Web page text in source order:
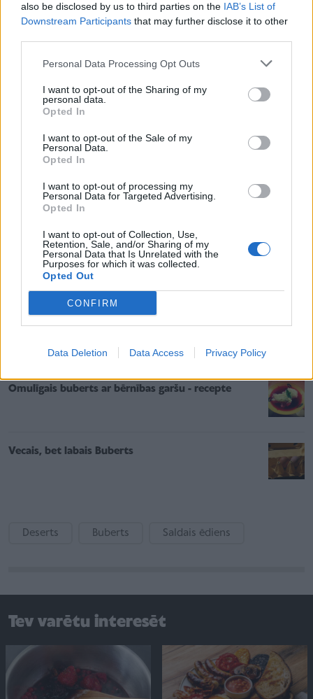
also be disclosed by us to third parties on the IAB’s List of
Downstream Participants that may further disclose it to other
Personal Data Processing Opt Outs
I want to opt-out of the Sharing of my
personal data.
Opted In
I want to opt-out of the Sale of my
Personal Data.
Opted In
I want to opt-out of processing my
Personal Data for Targeted Advertising.
Opted In
I want to opt-out of Collection, Use,
Retention, Sale, and/or Sharing of my
Personal Data that Is Unrelated with the
Purposes for which it was collected.
Opted Out
CONFIRM
Data Deletion Data Access Privacy Policy
Baltumus saputo stingrās putās.
Tieši labi saputoti baltumi ir viens no
svarīgākajiem īsta buberta noslēpumiem.
Nedaudz padzisušajai mannas masai pievieno
olu dzeltenumus un rūpīgi iemaisa.
Pēc tam ļoti uzmanīgi iecilā saputotos olu
baltumus.
Masu nevajag pārmaisīt – jo gaisīgāka tā paliks,
jo gardāks būs buberts.
Katlu vēl uz pāris minūtēm liek uz pavisam
mazas uguns, masu viegli apmaisot.
Svarīgi bubertu nepārvārīt, lai tas nezaudētu
savu gaisīgumu.
Saistītie raksti
Omulīgais buberts ar bērnības garšu - recepte
Vecais, bet labais Buberts
Deserts Buberts Saldais ēdiens
Tev varētu interesēt